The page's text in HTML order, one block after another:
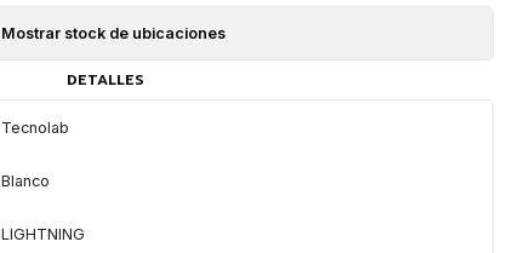
Mostrar stock de ubicaciones
DETALLES
Tecnolab
Blanco
LIGHTNING